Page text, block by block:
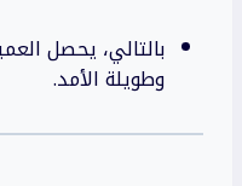
بالتالي، يحصل
وطويلة الأمد.